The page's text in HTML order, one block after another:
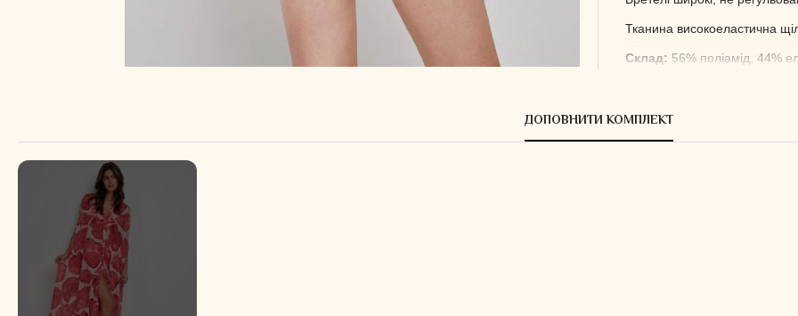
Тканина високоеластична
Склад: 56% поліамід, 44%
ДОПОВНИТИ КОМПЛЕКТ